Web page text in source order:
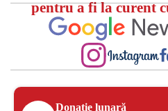
pentru a fi la curent
Donație lunară